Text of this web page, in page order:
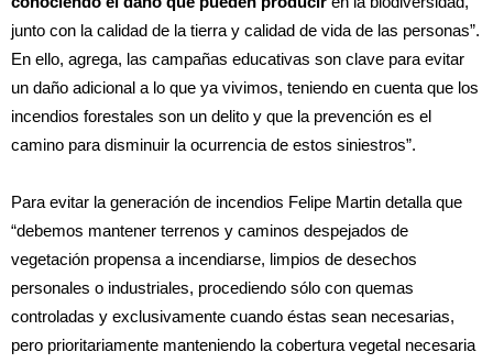
junto con la calidad de la tierra y calidad de vida de las personas”.
En ello, agrega, las campañas educativas son clave para evitar
un daño adicional a lo que ya vivimos, teniendo en cuenta que los
incendios forestales son un delito y que la prevención es el
camino para disminuir la ocurrencia de estos siniestros”.
Para evitar la generación de incendios Felipe Martin detalla que
“debemos mantener terrenos y caminos despejados de
vegetación propensa a incendiarse, limpios de desechos
personales o industriales, procediendo sólo con quemas
controladas y exclusivamente cuando éstas sean necesarias,
pero prioritariamente manteniendo la cobertura vegetal necesaria